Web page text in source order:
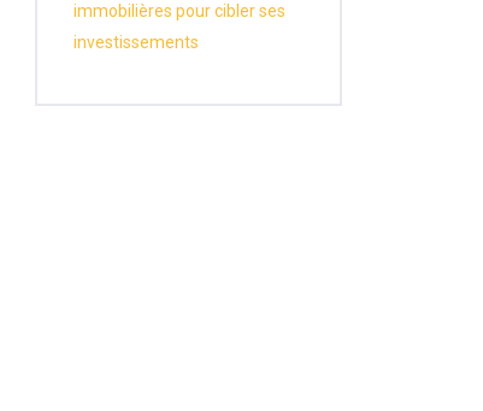
immobilières pour cibler ses
investissements